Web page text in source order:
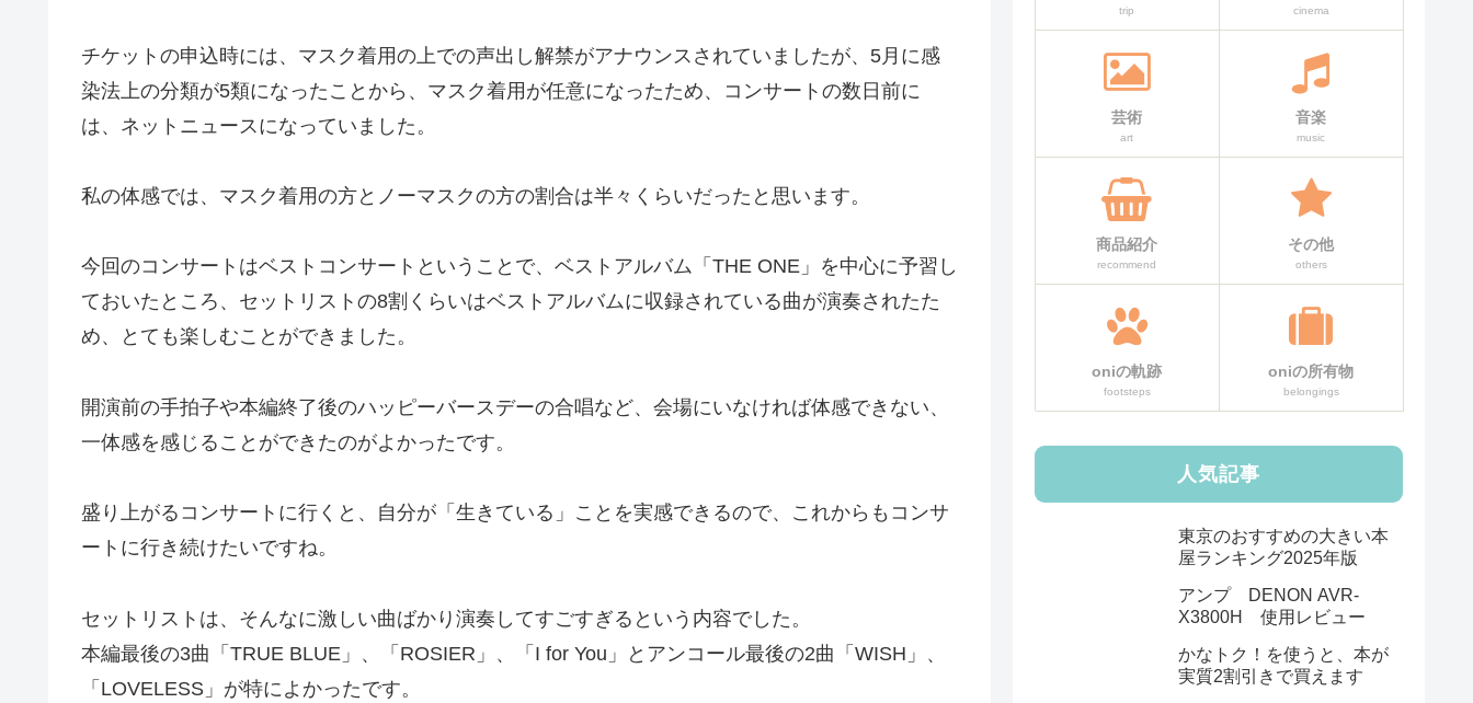
チケットの申込時には、マスク着用の上での声出し解禁がアナウンスされていましたが、5月に感
染法上の分類が5類になったことから、マスク着用が任意になったため、コンサートの数日前に
は、ネットニュースになっていました。
私の体感では、マスク着用の方とノーマスクの方の割合は半々くらいだったと思います。
今回のコンサートはベストコンサートということで、ベストアルバム「THE ONE」を中心に予習し
ておいたところ、セットリストの8割くらいはベストアルバムに収録されている曲が演奏されたた
め、とても楽しむことができました。
開演前の手拍子や本編終了後のハッピーバースデーの合唱など、会場にいなければ体感できない、
一体感を感じることができたのがよかったです。
盛り上がるコンサートに行くと、自分が「生きている」ことを実感できるので、これからもコンサ
ートに行き続けたいですね。
セットリストは、そんなに激しい曲ばかり演奏してすごすぎるという内容でした。
本編最後の3曲「TRUE BLUE」、「ROSIER」、「I for You」とアンコール最後の2曲「WISH」、
「LOVELESS」が特によかったです。
trip cinema
芸術
art
音楽
music
商品紹介
recommend
その他
others
oniの軌跡
footsteps
oniの所有物
belongings
人気記事
東京のおすすめの大きい本
屋ランキング2025年版
アンプ DENON AVR-
X3800H 使用レビュー
かなトク！を使うと、本が
実質2割引きで買えます